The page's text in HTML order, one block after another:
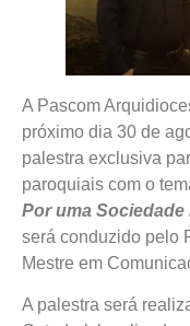
A Pascom
próximo dia 30 de
palestra exclusiva
paroquiais com o
Por uma Sociedade
será conduzido pelo
Mestre em
A palestra será